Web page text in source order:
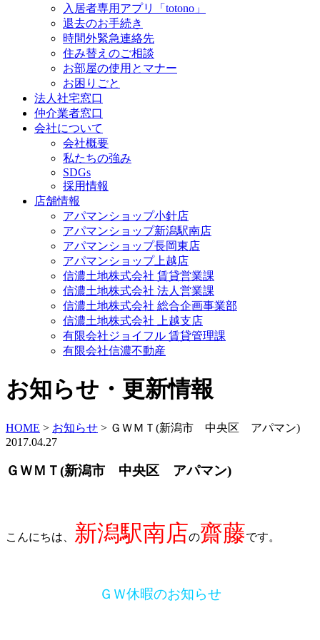
入居者専用アプリ「totono」
退去のお手続き
時間外緊急連絡先
住み替えのご相談
お部屋の使用とマナー
お困りごと
法人社宅窓口
仲介業者窓口
会社について
会社概要
私たちの強み
SDGs
採用情報
店舗情報
アパマンショップ小針店
アパマンショップ新潟駅南店
アパマンショップ長岡東店
アパマンショップ上越店
信濃土地株式会社 賃貸営業課
信濃土地株式会社 法人営業課
信濃土地株式会社 総合企画事業部
信濃土地株式会社 上越支店
有限会社ジョイフル 賃貸管理課
有限会社信濃不動産
お知らせ・更新情報
HOME > お知らせ > ＧＷＭＴ(新潟市 中央区 アパマン)
2017.04.27
ＧＷＭＴ(新潟市 中央区 アパマン)
こんにちは、 新潟駅南店の齋藤です。
ＧＷ休暇のお知らせ